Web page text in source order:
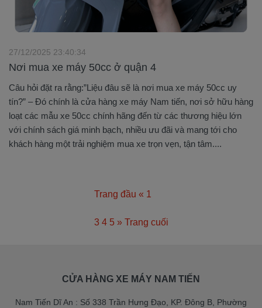
Nơi mua xe máy 50cc ở quận 4
27/12/2025 23:40:34
Câu hỏi đặt ra rằng:”Liệu đâu sẽ là nơi mua xe máy 50cc uy
tín?” – Đó chính là cửa hàng xe máy Nam tiến, nơi sở hữu hàng
loạt các mẫu xe 50cc chính hãng đến từ các thương hiệu lớn
với chính sách giá minh bạch, nhiều ưu đãi và mang tới cho
khách hàng một trải nghiệm mua xe trọn vẹn, tận tâm....
Trang đầu « 1
3 4 5 » Trang cuối
CỬA HÀNG XE MÁY NAM TIẾN
Nam Tiến Dĩ An : Số 338 Trần Hưng Đạo, KP. Đông B, Phường